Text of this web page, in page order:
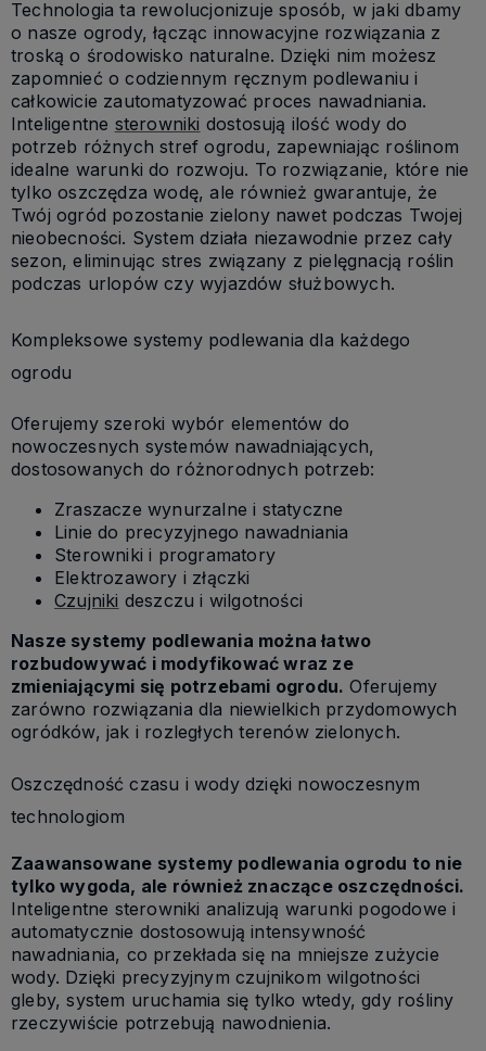
Technologia ta rewolucjonizuje sposób, w jaki dbamy
o nasze ogrody, łącząc innowacyjne rozwiązania z
troską o środowisko naturalne. Dzięki nim możesz
zapomnieć o codziennym ręcznym podlewaniu i
całkowicie zautomatyzować proces nawadniania.
Inteligentne sterowniki dostosują ilość wody do
potrzeb różnych stref ogrodu, zapewniając roślinom
idealne warunki do rozwoju. To rozwiązanie, które nie
tylko oszczędza wodę, ale również gwarantuje, że
Twój ogród pozostanie zielony nawet podczas Twojej
nieobecności. System działa niezawodnie przez cały
sezon, eliminując stres związany z pielęgnacją roślin
podczas urlopów czy wyjazdów służbowych.
Kompleksowe systemy podlewania dla każdego
ogrodu
Oferujemy szeroki wybór elementów do
nowoczesnych systemów nawadniających,
dostosowanych do różnorodnych potrzeb:
Zraszacze wynurzalne i statyczne
Linie do precyzyjnego nawadniania
Sterowniki i programatory
Elektrozawory i złączki
Czujniki deszczu i wilgotności
Nasze systemy podlewania można łatwo
rozbudowywać i modyfikować wraz ze
zmieniającymi się potrzebami ogrodu. Oferujemy
zarówno rozwiązania dla niewielkich przydomowych
ogródków, jak i rozległych terenów zielonych.
Oszczędność czasu i wody dzięki nowoczesnym
technologiom
Zaawansowane systemy podlewania ogrodu to nie
tylko wygoda, ale również znaczące oszczędności.
Inteligentne sterowniki analizują warunki pogodowe i
automatycznie dostosowują intensywność
nawadniania, co przekłada się na mniejsze zużycie
wody. Dzięki precyzyjnym czujnikom wilgotności
gleby, system uruchamia się tylko wtedy, gdy rośliny
rzeczywiście potrzebują nawodnienia.